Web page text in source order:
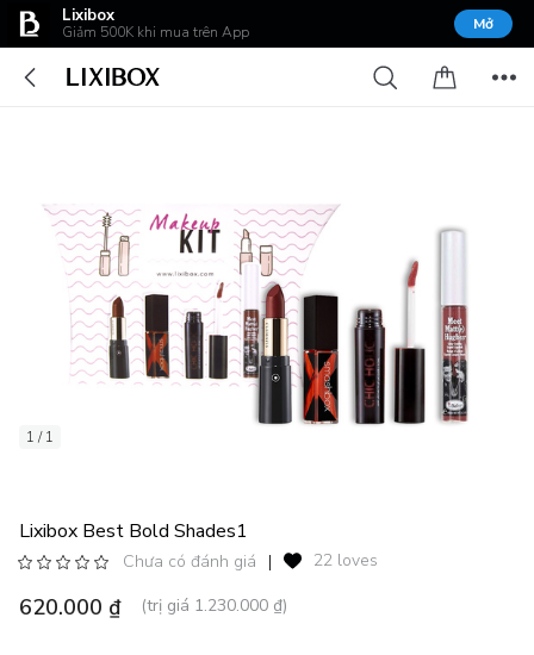
Lixibox
Giảm 500K khi mua trên App Mở
1 / 1
Lixibox Best Bold Shades1
Chưa có đánh giá | 22 loves
620.000 ₫ (trị giá 1.230.000 ₫)